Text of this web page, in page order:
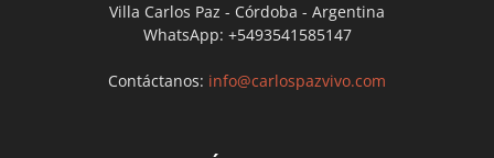
Villa Carlos Paz - Córdoba - Argentina
WhatsApp: +5493541585147
Contáctanos: info@carlospazvivo.com